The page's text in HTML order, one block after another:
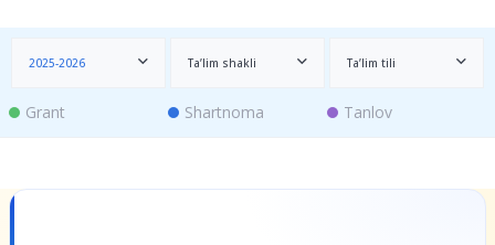
2025-2026 Ta’lim shakli Ta’lim tili
Grant Shartnoma Tanlov